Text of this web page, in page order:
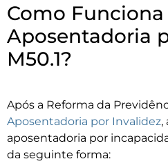
Como
Aposentadoria
M50.1?
Após a Reforma da
Aposentadoria por Invalidez,
aposentadoria por
da seguinte forma: